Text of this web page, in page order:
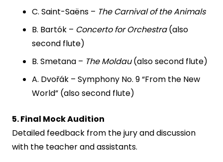
C. Saint-Saëns – The Carnival of the Animals
B. Bartók – Concerto for Orchestra(also
second flute)
B. Smetana – The Moldau(also second flute)
A. Dvořák – Symphony No. 9 “From the New
World” (also second flute)
5. Final Mock Audition
Detailed feedback from the jury and discussion
with the teacher and assistants.